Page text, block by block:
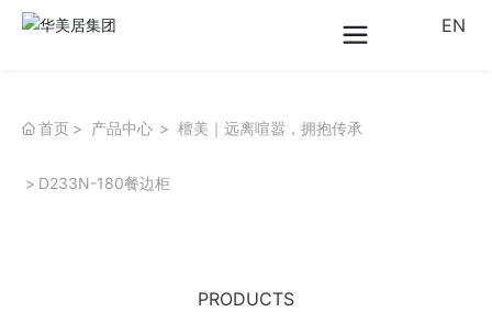
EN
首页 产品中心 檀美｜远离喧嚣，拥抱传承
D233N-180餐边柜
PRODUCTS